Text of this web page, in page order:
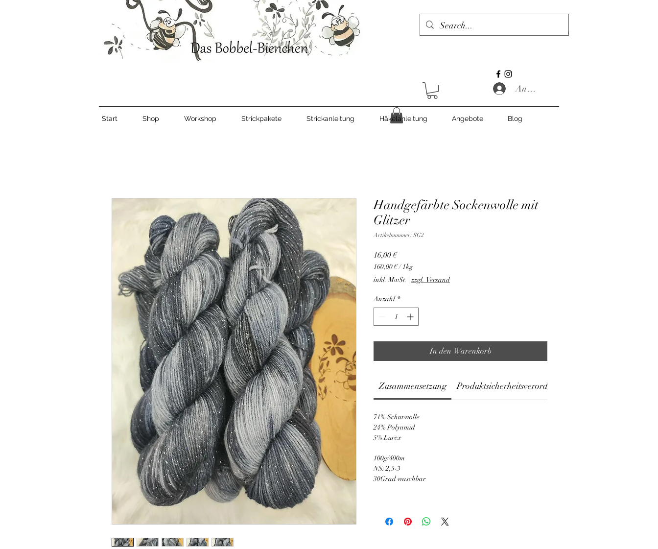
Anmelden
Start Shop Workshop Strickpakete Strickanleitung Häkelanleitung Angebote Blog
Handgefärbte Sockenwolle mit
Glitzer
Artikelnummer: SG2
16,00 €Preis
160,00 €/1kg
160,00 €
pro
1
Kilogramm
inkl. MwSt. | zzgl. Versand
Anzahl *
In den Warenkorb
Zusammensetzung Produktsicherheitsverordnung
71% Schurwolle
24% Polyamid
5% Lurex
100g/400m
NS: 2,5-3
30Grad waschbar